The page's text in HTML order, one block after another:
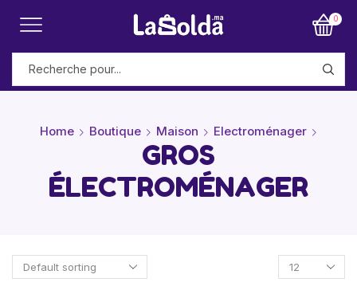
0
Home Boutique Maison Electroménager
GROS
ÉLECTROMÉNAGER